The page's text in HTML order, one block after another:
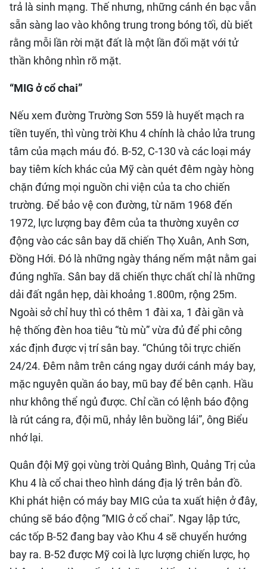
trả là sinh mạng. Thế nhưng, những cánh én bạc vẫn
sẵn sàng lao vào không trung trong bóng tối, dù biết
rằng mỗi lần rời mặt đất là một lần đối mặt với tử
thần không nhìn rõ mặt.
“MIG ở cổ chai”
​Nếu xem đường Trường Sơn 559 là huyết mạch ra
tiền tuyến, thì vùng trời Khu 4 chính là chảo lửa trung
tâm của mạch máu đó. B-52, C-130 và các loại máy
bay tiêm kích khác của Mỹ càn quét đêm ngày hòng
chặn đứng mọi nguồn chi viện của ta cho chiến
trường. Để bảo vệ con đường, từ năm 1968 đến
1972, lực lượng bay đêm của ta thường xuyên cơ
động vào các sân bay dã chiến Thọ Xuân, Anh Sơn,
Đồng Hới. ​Đó là những ngày tháng nếm mật nằm gai
đúng nghĩa. Sân bay dã chiến thực chất chỉ là những
dải đất ngắn hẹp, dài khoảng 1.800m, rộng 25m.
Ngoài sở chỉ huy thì có thêm 1 đài xa, 1 đài gần và
hệ thống đèn hoa tiêu “tù mù” vừa đủ để phi công
xác định được vị trí sân bay. ​“Chúng tôi trực chiến
24/24. Đêm nằm trên cáng ngay dưới cánh máy bay,
mặc nguyên quần áo bay, mũ bay để bên cạnh. Hầu
như không thể ngủ được. Chỉ cần có lệnh báo động
là rút cáng ra, đội mũ, nhảy lên buồng lái”, ông Biểu
nhớ lại.
Quân đội Mỹ gọi vùng trời Quảng Bình, Quảng Trị của
Khu 4 là cổ chai theo hình dáng địa lý trên bản đồ.
Khi phát hiện có máy bay MIG của ta xuất hiện ở đây,
chúng sẽ báo động “MIG ở cổ chai”. Ngay lập tức,
các tốp B-52 đang bay vào Khu 4 sẽ chuyển hướng
bay ra. B-52 được Mỹ coi là lực lượng chiến lược, họ